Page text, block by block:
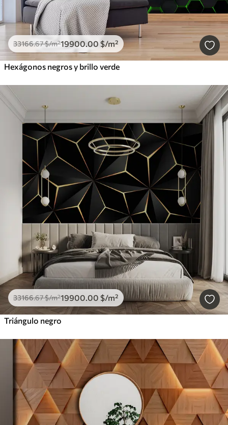
33166.67$/m²19900.00 $/m²
Hexágonos negros y brillo verde
33166.67$/m²19900.00 $/m²
Triángulo negro